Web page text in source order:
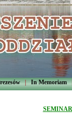
| In Memoriam